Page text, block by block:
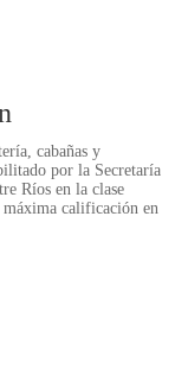
cabañas y
por la Secretaría
Ríos en la clase
máxima calificación en